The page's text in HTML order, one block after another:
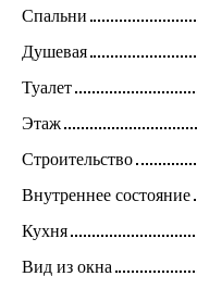
Спальни
Душевая
Туалет
Этаж
Строительство
Внутреннее состояние
Кухня
Вид из окна